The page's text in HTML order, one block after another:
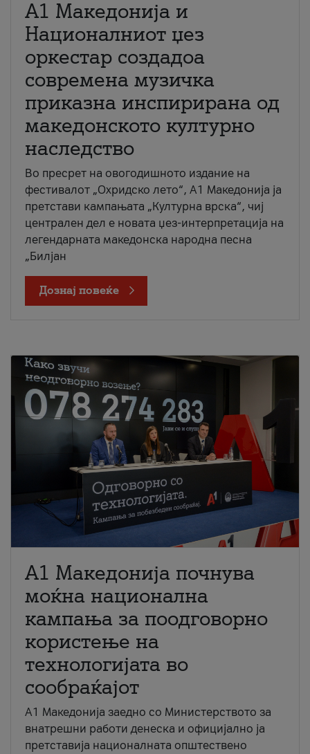
А1 Македонија и
Националниот џез
оркестар создадоа
современа музичка
приказна инспирирана од
македонското културно
наследство
Во пресрет на овогодишното издание на
фестивалот „Охридско лето“, А1 Македонија ја
претстави кампањата „Културна врска“, чиј
централен дел е новата џез-интерпретација на
легендарната македонска народна песна
„Билјан
Дознај повеќе
A1 Македонија почнува
моќна национална
кампања за поодговорно
користење на
технологијата во
сообраќајот
A1 Македонија заедно со Министерството за
внатрешни работи денеска и официјално ја
претставија националната општествено